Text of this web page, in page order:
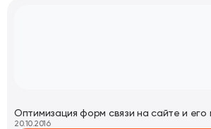
Оптимизация форм связи на сайте и его
20.10.2016